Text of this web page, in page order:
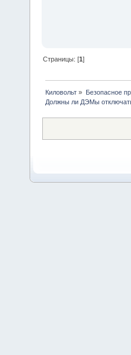
Страницы: [1]
Киловольт » Безопасное
Должны ли ДЭМы